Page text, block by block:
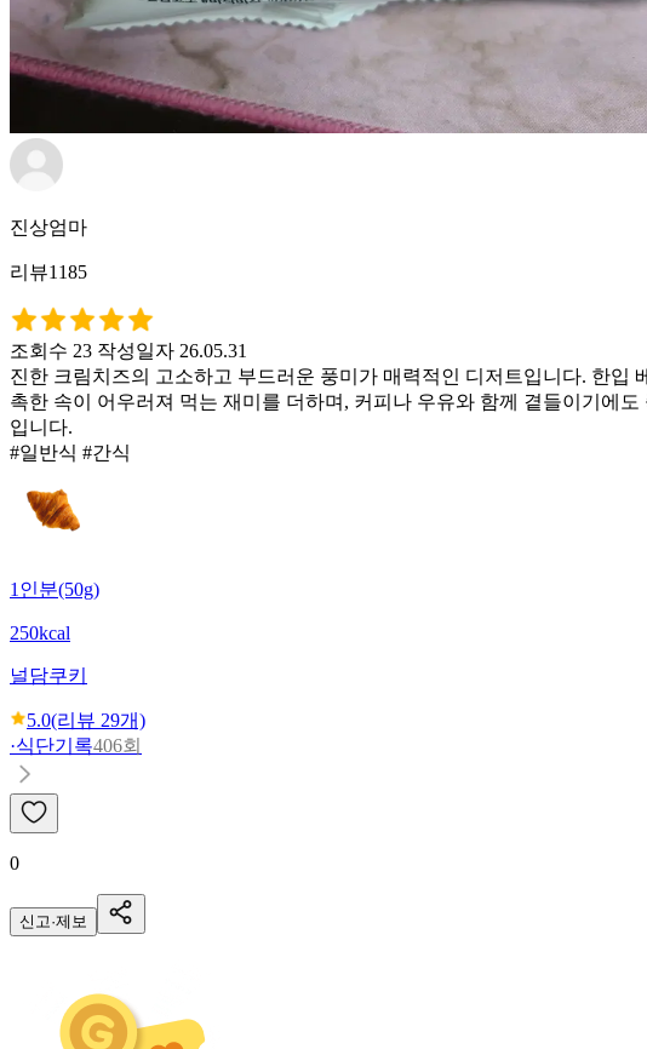
진상엄마
리뷰1185
조회수 23 작성일자 26.05.31
진한 크림치즈의 고소하고 부드러운 풍미가 매력적인 디저트입니다. 한
촉한 속이 어우러져 먹는 재미를 더하며, 커피나 우유와 함께 곁들이기에
입니다.
#일반식 #간식
1인분(50g)
250kcal
널담쿠키
5.0(리뷰 29개)
·식단기록406회
0
신고·제보